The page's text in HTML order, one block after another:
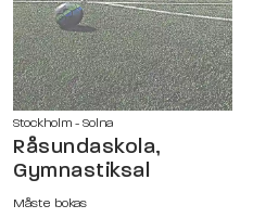
Stockholm - Solna
Råsundaskola,
Gymnastiksal
Måste bokas